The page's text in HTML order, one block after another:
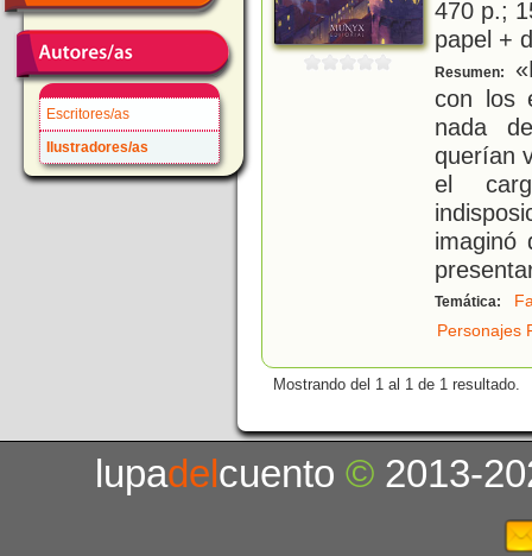
Escritores/as
Ilustradores/as
470 p.;
papel +
Resumen:
con los
nada
querían
el
imaginó
Temática:
Personajes
Mostrando del 1 al 1 de 1 resultado.
lupadelcuento© 2013-